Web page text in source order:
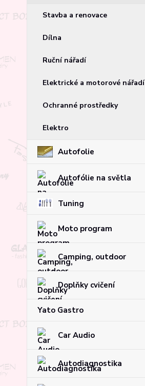
Stavba a renovace
Dílna
Ruční nářadí
Elektrické a motorové nářadí
Ochranné prostředky
Elektro
Autofolie
Autofólie na světla
Tuning
Moto program
Camping, outdoor
Doplňky cvičení
Yato Gastro
Car Audio
Autodiagnostika